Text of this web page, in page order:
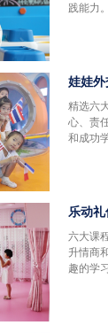
践能力
娃娃外
精选六
心、责
和成功
乐动
六大课
升情商
趣的学